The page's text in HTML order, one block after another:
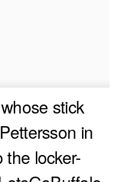
stick
in
locker-